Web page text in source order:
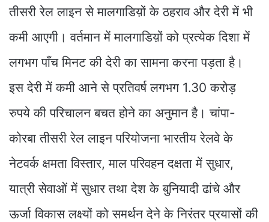
तीसरी रेल लाइन से मालगाडिय़ों के ठहराव और देरी में भी
कमी आएगी। वर्तमान में मालगाडिय़ों को प्रत्येक दिशा में
लगभग पाँच मिनट की देरी का सामना करना पड़ता है।
इस देरी में कमी आने से प्रतिवर्ष लगभग 1.30 करोड़
रुपये की परिचालन बचत होने का अनुमान है। चांपा-
कोरबा तीसरी रेल लाइन परियोजना भारतीय रेलवे के
नेटवर्क क्षमता विस्तार, माल परिवहन दक्षता में सुधार,
यात्री सेवाओं में सुधार तथा देश के बुनियादी ढांचे और
ऊर्जा विकास लक्ष्यों को समर्थन देने के निरंतर प्रयासों की